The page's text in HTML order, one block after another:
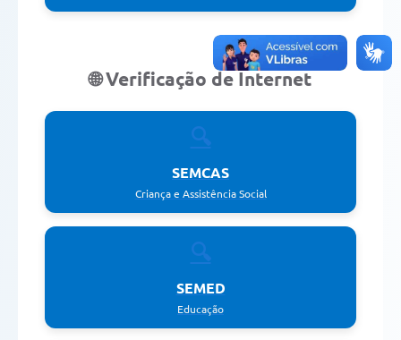
🌐 Verificação de Internet
🔍
SEMCAS
Criança e Assistência Social
🔍
SEMED
Educação